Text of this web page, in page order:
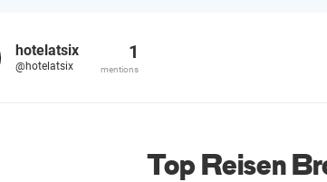
hotelatsix
@hotelatsix
1
mentions
Top Reisen